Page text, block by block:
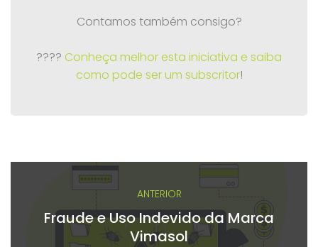
Contamos também consigo?
???? Conheça melhor esta iniciativa e saiba
como pode ser um subscritor!
ANTERIOR
Fraude e Uso Indevido da Marca
Vimasol